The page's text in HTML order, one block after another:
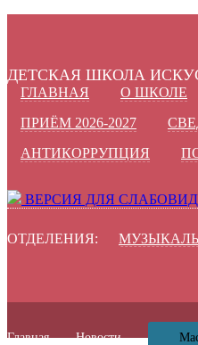
ДЕТСКАЯ ШКОЛА
ГЛАВНАЯ О ШКОЛЕ
ПРИЁМ 2026-2027
АНТИКОРРУПЦИЯ
ВЕРСИЯ ДЛЯ
ОТДЕЛЕНИЯ:
Главная Новости